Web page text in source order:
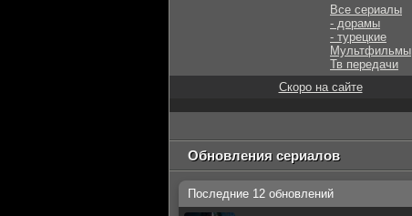
Все сериалы
- дорамы
- турецкие
Мультфильмы
Тв передачи
Скоро на сайте
Обновления сериалов
Последние 12 обновлений